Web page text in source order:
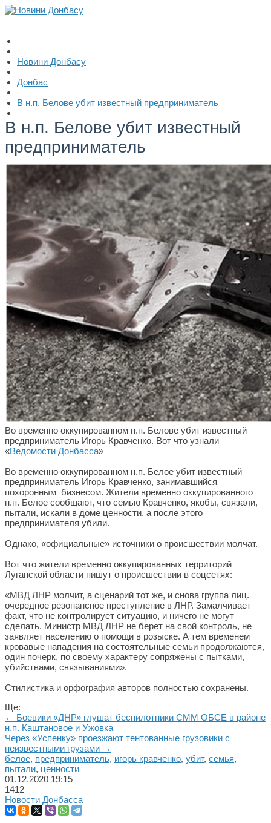
Новини Донбасу
Донбас
В н.п. Белове убит известный предприниматель
В н.п. Белове убит известный
предприниматель
Во временно оккупированном н.п. Белове убит известный
предприниматель Игорь Кравченко. Вот что узнали
«Ведомости Донбасса»
Во временно оккупированном н.п. Белое убит известный
предприниматель Игорь Кравченко, занимавшийся
похоронным бизнесом. Жители временно оккупированного
н.п. Белое сообщают, что семью Кравченко, якобы, связали,
пытали, искали в доме ценности, а после этого
предпринимателя убили.
Однако, «официальные» источники о происшествии молчат.
Вот что жители временно оккупированных территорий
Луганской области пишут о происшествии в соцсетях:
«МВД ЛНР молчит, а сценарий тот же, и снова группа лиц.
очередное резонансное преступление в ЛНР. Замалчивает
факт, что не контролирует ситуацию, и ничего не могут
сделать. Министр МВД ЛНР не берет на свой контроль, не
заявляет населению о помощи в розыске. А тем временем
кровавые нападения на состоятельные семьи продолжаются,
один почерк, по своему характеру сопряжены с пытками,
убийствами, связываниями».
Стилистика и орфография авторов полностью сохранены.
Ще:
← Боевики «ДНР» глушат беспилотники СММ ОБСЕ в районе
н.п. Каштановое и Ужовка
Через «Успенку» проезжают тентованные грузовики с
неизвестными грузами →
белое, предприниматель, игорь кравченко, убит, семья,
пытали, ценности
01.12.2020 19:15
1412
Новости Донбасса